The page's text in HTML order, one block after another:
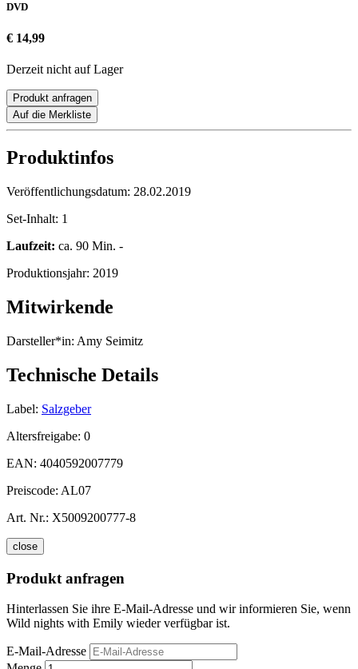
DVD
€ 14,99
Derzeit nicht auf Lager
Produkt anfragen
Auf die Merkliste
Produktinfos
Veröffentlichungsdatum: 28.02.2019
Set-Inhalt: 1
Laufzeit: ca. 90 Min. -
Produktionsjahr: 2019
Mitwirkende
Darsteller*in: Amy Seimitz
Technische Details
Label: Salzgeber
Altersfreigabe: 0
EAN: 4040592007779
Preiscode: AL07
Art. Nr.: X5009200777-8
close
Produkt anfragen
Hinterlassen Sie ihre E-Mail-Adresse und wir informieren Sie, wenn
Wild nights with Emily wieder verfügbar ist.
E-Mail-Adresse